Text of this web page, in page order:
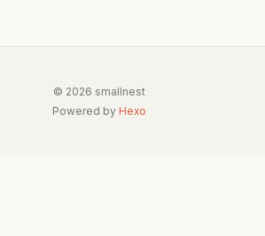
© 2026 smallnest
Powered by Hexo